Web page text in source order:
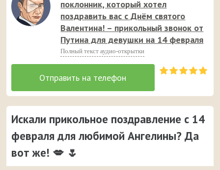
поклонник, который хотел
поздравить вас с Днём святого
Валентина! – прикольный звонок от
Путина для девушки на 14 февраля
Полный текст аудио-открытки
Искали прикольное поздравление с 14
февраля для любимой Ангелины? Да
вот же! 💋 🌷